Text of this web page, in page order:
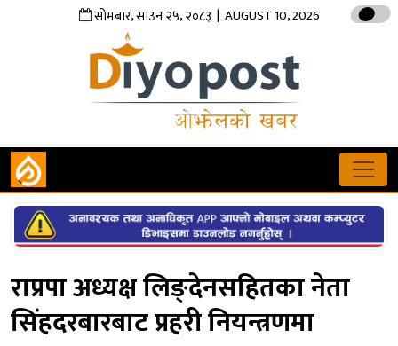
सोमबार,साउन२५,२०८३ | AUGUST 10, 2026
राप्रपा अध्यक्ष लिङ्देनसहितका नेता
सिंहदरबारबाट प्रहरी नियन्त्रणमा